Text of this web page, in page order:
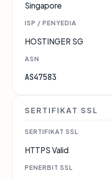
Singapore
ISP / PENYEDIA
HOSTINGER SG
ASN
AS47583
SERTIFIKAT SSL
SERTIFIKAT SSL
HTTPS Valid
PENERBIT SSL